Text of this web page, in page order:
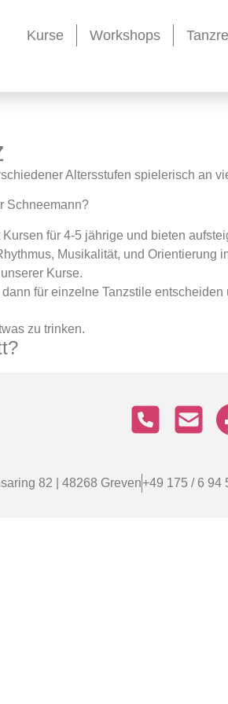
Kurse Workshops
Altersstufen spielerisch an
Schneemann?
für 4-5 jährige und bieten
Musikalität, und
Kurse.
für einzelne Tanzstile
zu trinken.
82 | 48268 Greven+49 175 / 6 94